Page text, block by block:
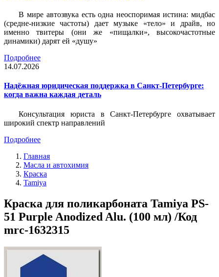
В мире автозвука есть одна неоспоримая истина: мидбас
(средне-низкие частоты) дает музыке «тело» и драйв, но
именно твитеры (они же «пищалки», высокочастотные
динамики) дарят ей «душу»
Подробнее
14.07.2026
Надёжная юридическая поддержка в Санкт-Петербурге:
когда важна каждая деталь
Консультация юриста в Санкт-Петербурге охватывает
широкий спектр направлений
Подробнее
Главная
Масла и автохимия
Краска
Tamiya
Краска для поликарбоната Tamiya PS-
51 Purple Anodized Alu. (100 мл) /Код
mrc-1632315